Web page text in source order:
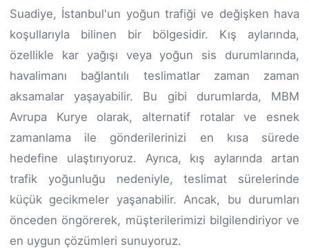
Suadiye, İstanbul'un yoğun trafiği ve değişken hava
koşullarıyla bilinen bir bölgesidir. Kış aylarında,
özellikle kar yağışı veya yoğun sis durumlarında,
havalimanı bağlantılı teslimatlar zaman zaman
aksamalar yaşayabilir. Bu gibi durumlarda, MBM
Avrupa Kurye olarak, alternatif rotalar ve esnek
zamanlama ile gönderilerinizi en kısa sürede
hedefine ulaştırıyoruz. Ayrıca, kış aylarında artan
trafik yoğunluğu nedeniyle, teslimat sürelerinde
küçük gecikmeler yaşanabilir. Ancak, bu durumları
önceden öngörerek, müşterilerimizi bilgilendiriyor ve
en uygun çözümleri sunuyoruz.